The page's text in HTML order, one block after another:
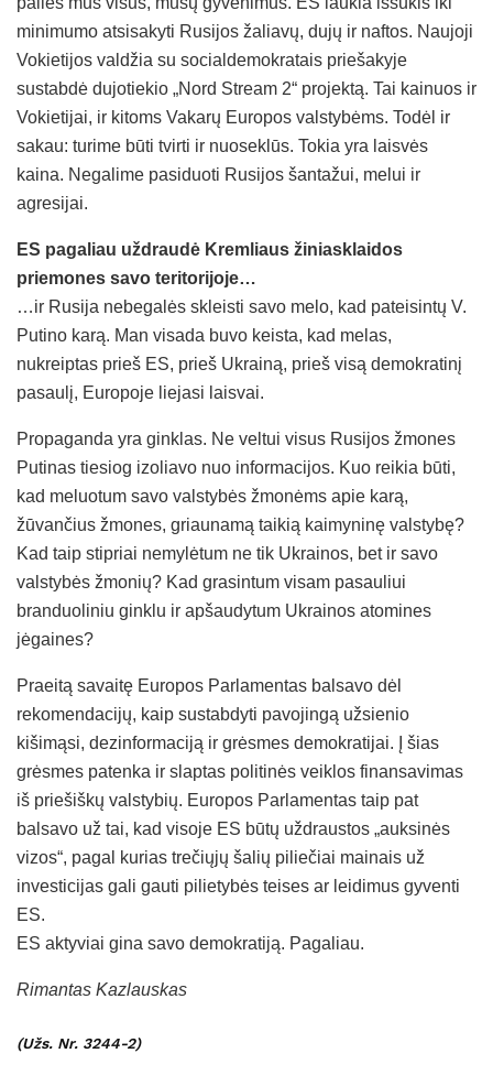
minimumo atsisakyti Rusijos žaliavų, dujų ir naftos. Naujoji
Vokietijos valdžia su socialdemokratais priešakyje
sustabdė dujotiekio „Nord Stream 2“ projektą. Tai kainuos ir
Vokietijai, ir kitoms Vakarų Europos valstybėms. Todėl ir
sakau: turime būti tvirti ir nuoseklūs. Tokia yra laisvės
kaina. Negalime pasiduoti Rusijos šantažui, melui ir
agresijai.
ES pagaliau uždraudė Kremliaus žiniasklaidos
priemones savo teritorijoje…
…ir Rusija nebegalės skleisti savo melo, kad pateisintų V.
Putino karą. Man visada buvo keista, kad melas,
nukreiptas prieš ES, prieš Ukrainą, prieš visą demokratinį
pasaulį, Europoje liejasi laisvai.
Propaganda yra ginklas. Ne veltui visus Rusijos žmones
Putinas tiesiog izoliavo nuo informacijos. Kuo reikia būti,
kad meluotum savo valstybės žmonėms apie karą,
žūvančius žmones, griaunamą taikią kaimyninę valstybę?
Kad taip stipriai nemylėtum ne tik Ukrainos, bet ir savo
valstybės žmonių? Kad grasintum visam pasauliui
branduoliniu ginklu ir apšaudytum Ukrainos atomines
jėgaines?
Praeitą savaitę Europos Parlamentas balsavo dėl
rekomendacijų, kaip sustabdyti pavojingą užsienio
kišimąsi, dezinformaciją ir grėsmes demokratijai. Į šias
grėsmes patenka ir slaptas politinės veiklos finansavimas
iš priešiškų valstybių. Europos Parlamentas taip pat
balsavo už tai, kad visoje ES būtų uždraustos „auksinės
vizos“, pagal kurias trečiųjų šalių piliečiai mainais už
investicijas gali gauti pilietybės teises ar leidimus gyventi
ES.
ES aktyviai gina savo demokratiją. Pagaliau.
Rimantas Kazlauskas
(Užs. Nr. 3244-2)